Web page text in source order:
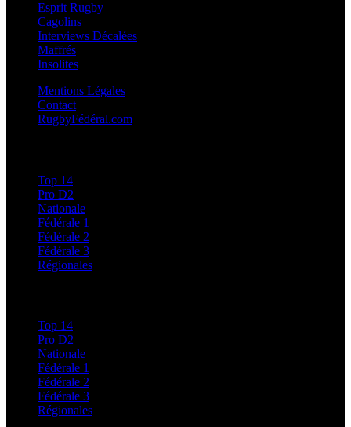
Esprit Rugby
Cagolins
Interviews Décalées
Maffrés
Insolites
Mentions Légales
Contact
RugbyFédéral.com
Top 14
Pro D2
Nationale
Fédérale 1
Fédérale 2
Fédérale 3
Régionales
Top 14
Pro D2
Nationale
Fédérale 1
Fédérale 2
Fédérale 3
Régionales